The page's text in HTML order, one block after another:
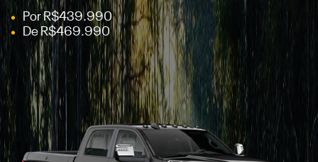
Por R$439.990
De R$469.990